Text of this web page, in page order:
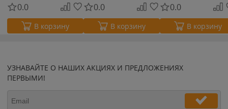
0.0
В корзину
0.0
В корзину
0.0
В корзину
УЗНАВАЙТЕ О НАШИХ АКЦИЯХ И ПРЕДЛОЖЕНИЯХ
ПЕРВЫМИ!